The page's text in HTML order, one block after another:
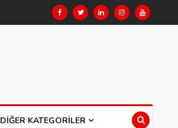
DIĞER KATEGORILER